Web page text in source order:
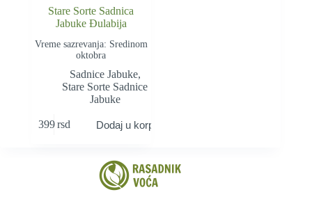
Stare Sorte Sadnica
Jabuke Đulabija
Vreme sazrevanja: Sredinom
oktobra
Sadnice Jabuke,
Stare Sorte Sadnice
Jabuke
399rsd Dodaj u korpu